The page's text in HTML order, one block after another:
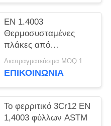
EN 1.4003
Θερμοσυσταμένες
πλάκες από
ανοξείδωτο χάλυβα
UNS S41003
Διαπραγματεύσιμα MOQ:1 τόνος
ΕΠΙΚΟΙΝΩΝΊΑ
Το φερριτικό 3Cr12 EN
1,4003 φύλλων ASTM